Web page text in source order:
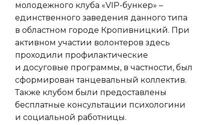
молодежного клуба «VIP-бункер» –
единственного заведения данного типа
в областном городе Кропивницкий. При
активном участии волонтеров здесь
проходили профилактические
и досуговые программы, в частности, был
сформирован танцевальный коллектив.
Также клубом были предоставлены
бесплатные консультации психологини
и социальной работницы.